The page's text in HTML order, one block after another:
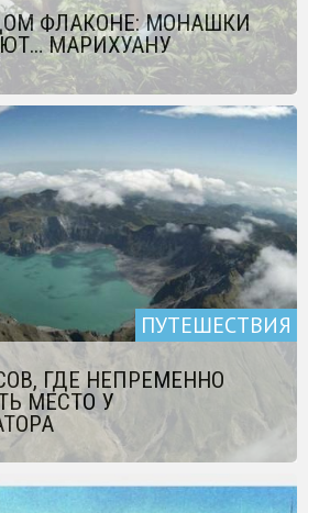
ФЛАКОНЕ: МОНАШКИ
МАРИХУАНУ
ПУТЕШЕСТВИЯ
ГДЕ НЕПРЕМЕННО
МЕСТО У